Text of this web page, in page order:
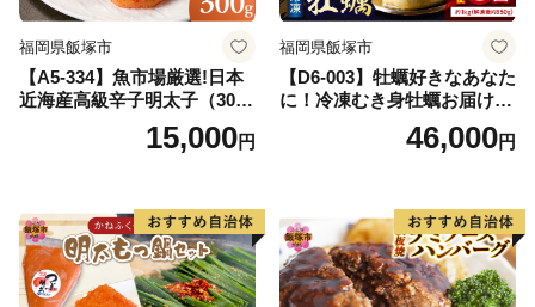
福岡県飯塚市
【A5-334】魚市場厳選!日本
近海産高級辛子明太子（300
15,000円
福岡県飯塚市
【D6-003】牡蠣好きなあなた
に！冷凍むき身牡蠣お届け便
【隔月定期便(計3回発送)】
46,000円